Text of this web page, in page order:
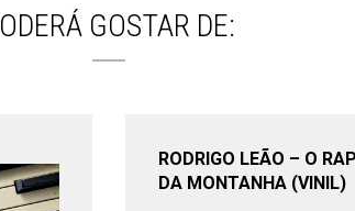
PODERÁ GOSTAR DE:
RODRIGO LEÃO – O
DA MONTANHA (VINIL)